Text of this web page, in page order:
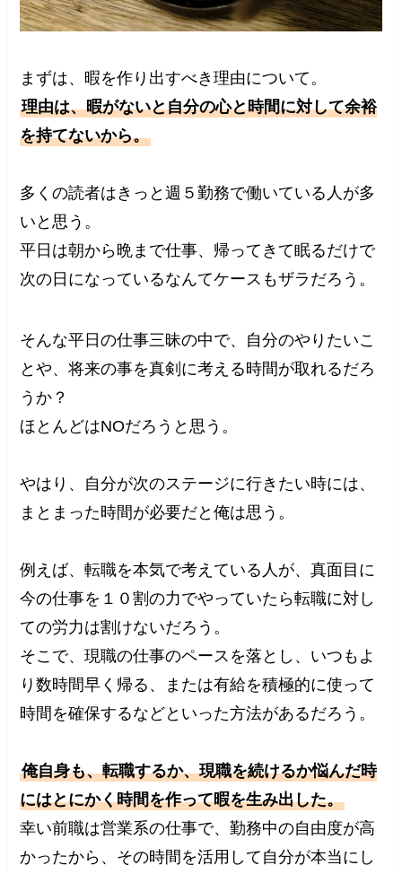
まずは、暇を作り出すべき理由について。
理由は、暇がないと自分の心と時間に対して余裕
を持てないから。
多くの読者はきっと週５勤務で働いている人が多
いと思う。
平日は朝から晩まで仕事、帰ってきて眠るだけで
次の日になっているなんてケースもザラだろう。
そんな平日の仕事三昧の中で、自分のやりたいこ
とや、将来の事を真剣に考える時間が取れるだろ
うか？
ほとんどはNOだろうと思う。
やはり、自分が次のステージに行きたい時には、
まとまった時間が必要だと俺は思う。
例えば、転職を本気で考えている人が、真面目に
今の仕事を１０割の力でやっていたら転職に対し
ての労力は割けないだろう。
そこで、現職の仕事のペースを落とし、いつもよ
り数時間早く帰る、または有給を積極的に使って
時間を確保するなどといった方法があるだろう。
俺自身も、転職するか、現職を続けるか悩んだ時
にはとにかく時間を作って暇を生み出した。
幸い前職は営業系の仕事で、勤務中の自由度が高
かったから、その時間を活用して自分が本当にし